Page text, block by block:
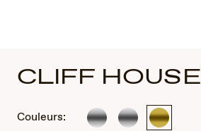
CLIFF HOUSE
Couleurs: ArgentÃ©ArgentÃ©
Or